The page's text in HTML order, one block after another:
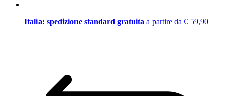
Italia: spedizione standard gratuita a partire da € 59,90